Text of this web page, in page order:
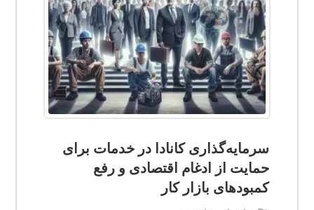
سرمایه‌گذاری کانادا در خدمات برای
حمایت از ادغام اقتصادی و رفع
کمبودهای بازار کار